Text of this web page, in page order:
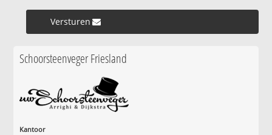
Versturen »
Schoorsteenveger Friesland
Kantoor